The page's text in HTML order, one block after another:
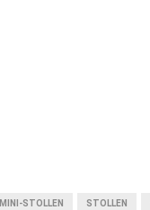
MINI-STOLLEN STOLLEN